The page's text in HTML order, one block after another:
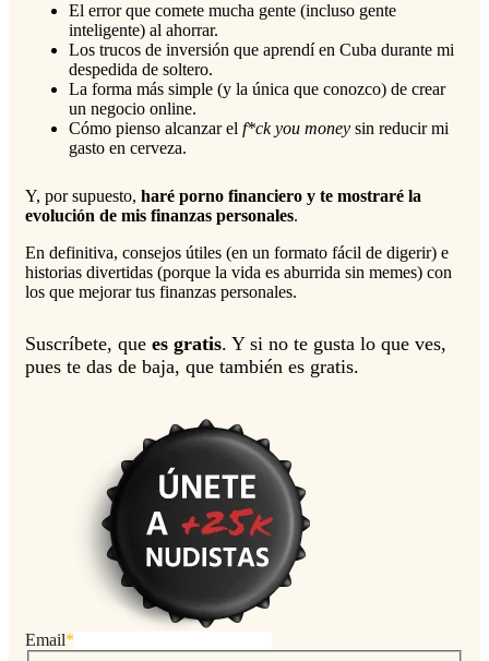
El error que comete mucha gente (incluso gente
inteligente) al ahorrar.
Los trucos de inversión que aprendí en Cuba durante mi
despedida de soltero.
La forma más simple (y la única que conozco) de crear
un negocio online.
Cómo pienso alcanzar el f*ck you money sin reducir mi
gasto en cerveza.
Y, por supuesto, haré porno financiero y te mostraré la
evolución de mis finanzas personales.
En definitiva, consejos útiles (en un formato fácil de digerir) e
historias divertidas (porque la vida es aburrida sin memes) con
los que mejorar tus finanzas personales.
Suscríbete, que es gratis. Y si no te gusta lo que ves,
pues te das de baja, que también es gratis.
Email*